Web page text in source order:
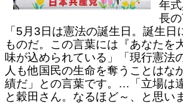
年
長
「5月3日は憲法の誕生日。誕生
ものだ。この言葉には『あなたを
味が込められている」「現行憲法
人も他国民の生命を奪うことはな
績だ」との言葉です。…「立場は
と穀田さん。なるほど～、と思い